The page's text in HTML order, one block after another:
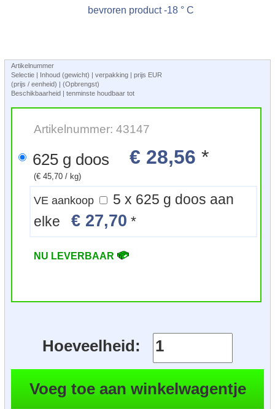
bevroren product -18 ° C
Artikelnummer
Selectie | Inhoud (gewicht) | verpakking | prijs EUR
(prijs / eenheid) | (Opbrengst)
Beschikbaarheid | tenminste houdbaar tot
Artikelnummer: 43147
625 g doos € 28,56 *
(€ 45,70 / kg)
VE aankoop
5 x 625 g doos aan
elke€ 27,70 *
NU LEVERBAAR
Hoeveelheid: